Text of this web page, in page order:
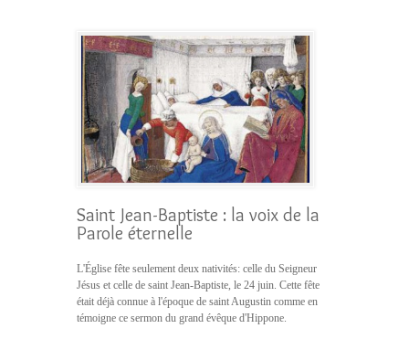
Saint Jean-Baptiste : la voix de la
Parole éternelle
L'Église fête seulement deux nativités: celle du Seigneur
Jésus et celle de saint Jean-Baptiste, le 24 juin. Cette fête
était déjà connue à l'époque de saint Augustin comme en
témoigne ce sermon du grand évêque d'Hippone.